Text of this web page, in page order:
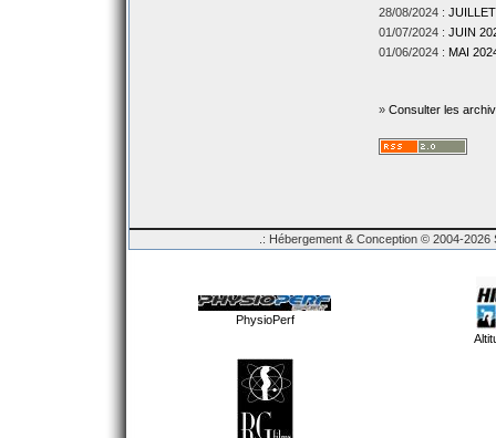
28/08/2024 :
01/07/2024 : JUIN
01/06/2024 : MAI
» Consulter les
.: Hébergement & Conception © 2004-
PhysioPerf